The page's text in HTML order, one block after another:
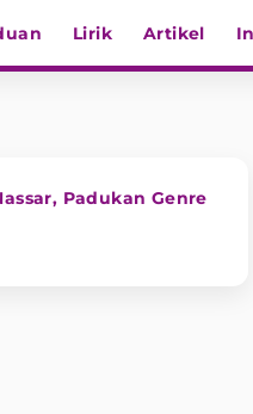
Lirik Artikel
Padukan Genre